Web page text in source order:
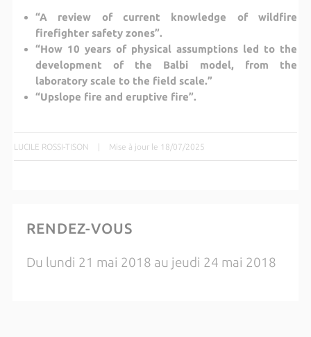
“A review of current knowledge of wildfire
firefighter safety zones”.
“How 10 years of physical assumptions led to the
development of the Balbi model, from the
laboratory scale to the field scale.”
“Upslope fire and eruptive fire”.
LUCILE ROSSI-TISON Mise à jour le 18/07/2025
RENDEZ-VOUS
Du lundi 21 mai 2018 au jeudi 24 mai 2018